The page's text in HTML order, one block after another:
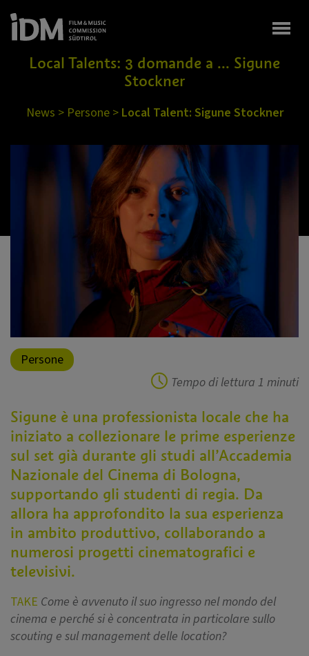
Local Talents: 3 domande a ... Sigune
Stockner
News > Persone> Local Talent: Sigune Stockner
Persone
Tempo di lettura 1 minuti
Sigune è una professionista locale che ha
iniziato a collezionare le prime esperienze
sul set già durante gli studi all’Accademia
Nazionale del Cinema di Bologna,
supportando gli studenti di regia. Da
allora ha approfondito la sua esperienza
in ambito produttivo, collaborando a
numerosi progetti cinematografici e
televisivi.
TAKE Come è avvenuto il suo ingresso nel mondo del
cinema e perché si è concentrata in particolare sullo
scouting e sul management delle location?